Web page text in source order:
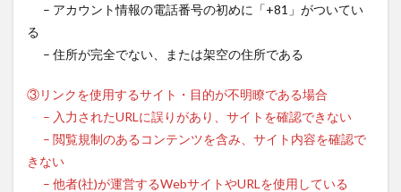
– アカウント情報の電話番号の初めに「+81」がついてい
る
– 住所が完全でない、または架空の住所である
③リンクを使用するサイト・目的が不明瞭である場合
– 入力されたURLに誤りがあり、サイトを確認できない
– 閲覧規制のあるコンテンツを含み、サイト内容を確認で
きない
– 他者(社)が運営するWebサイトやURLを使用している